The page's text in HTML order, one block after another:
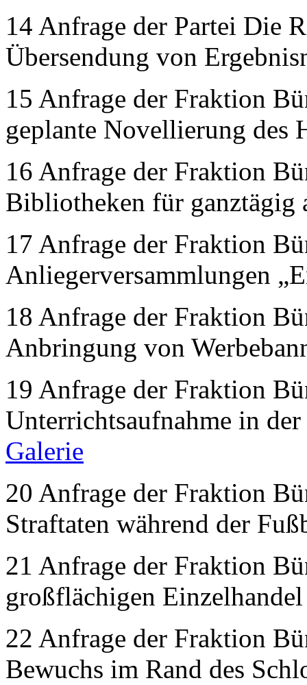
14 Anfrage der Partei Die
Übersendung von
15 Anfrage der Fraktion
geplante Novellierung des
16 Anfrage der Fraktion
Bibliotheken für ganztägig
17 Anfrage der Fraktion
Anliegerversammlungen
18 Anfrage der Fraktion
Anbringung von
19 Anfrage der Fraktion
Unterrichtsaufnahme in
Galerie
20 Anfrage der Fraktion
Straftaten während der
21 Anfrage der Fraktion
großflächigen
22 Anfrage der Fraktion
Bewuchs im Rand des